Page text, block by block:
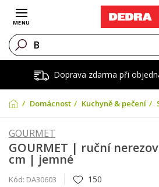
Doprava zdarma při
Otevřít menu
MENU
Domácnost Kuchyně & pečení
GOURMET
GOURMET | ruční
cm | jemné
Kód: DA30603 150